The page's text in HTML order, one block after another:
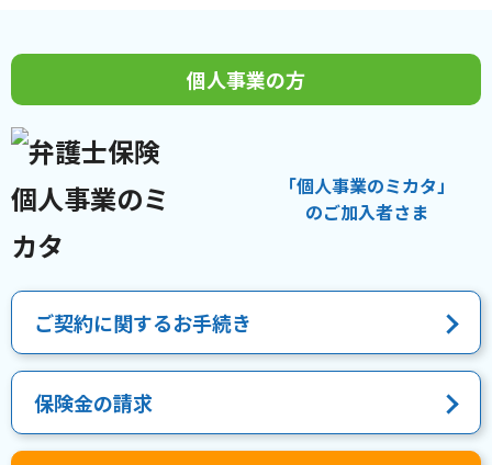
個人事業の方
「個人事業のミカタ」
のご加入者さま
ご契約に関するお手続き
保険金の請求